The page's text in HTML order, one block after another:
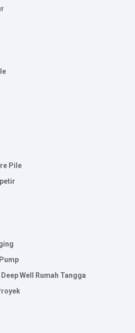
Pile
Well Rumah Tangga